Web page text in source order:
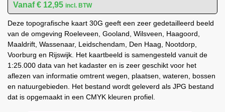
€ 12,95 incl. BTW
Deze topografische kaart 30G geeft een zeer gedetailleerd beeld
van de omgeving Roeleveen, Gooland, Wilsveen, Haagoord,
Maaldrift, Wassenaar, Leidschendam, Den Haag, Nootdorp,
Voorburg en Rijswijk. Het kaartbeeld is samengesteld vanuit de
1:25.000 data van het kadaster en is zeer geschikt voor het
aflezen van informatie omtrent wegen, plaatsen, wateren, bossen
en natuurgebieden. Het bestand wordt geleverd als JPG bestand
dat is opgemaakt in een CMYK kleuren profiel.